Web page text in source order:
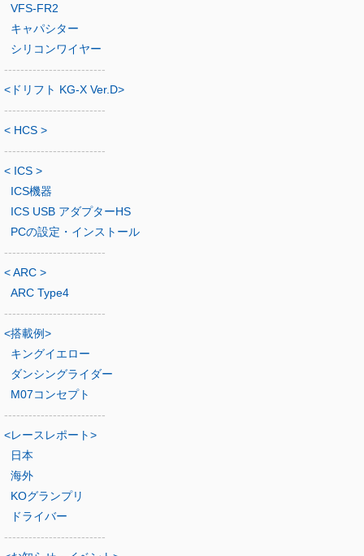
VFS-FR2
キャパシター
シリコンワイヤー
-------------------------
<ドリフト KG-X Ver.D>
-------------------------
< HCS >
-------------------------
< ICS >
ICS機器
ICS USB アダプターHS
PCの設定・インストール
-------------------------
< ARC >
ARC Type4
-------------------------
<搭載例>
キングイエロー
ダンシングライダー
M07コンセプト
-------------------------
<レースレポート>
日本
海外
KOグランプリ
ドライバー
-------------------------